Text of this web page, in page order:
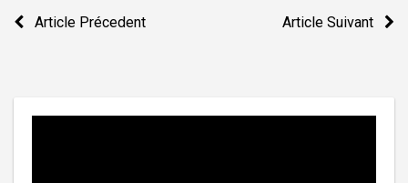
Navigation
Article Précedent Article Suivant